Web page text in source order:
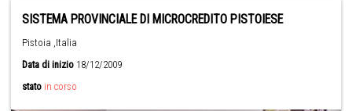
SISTEMA PROVINCIALE DI MICROCREDITO PISTOIESE
Pistoia ,Italia
Data di inizio 18/12/2009
stato in corso